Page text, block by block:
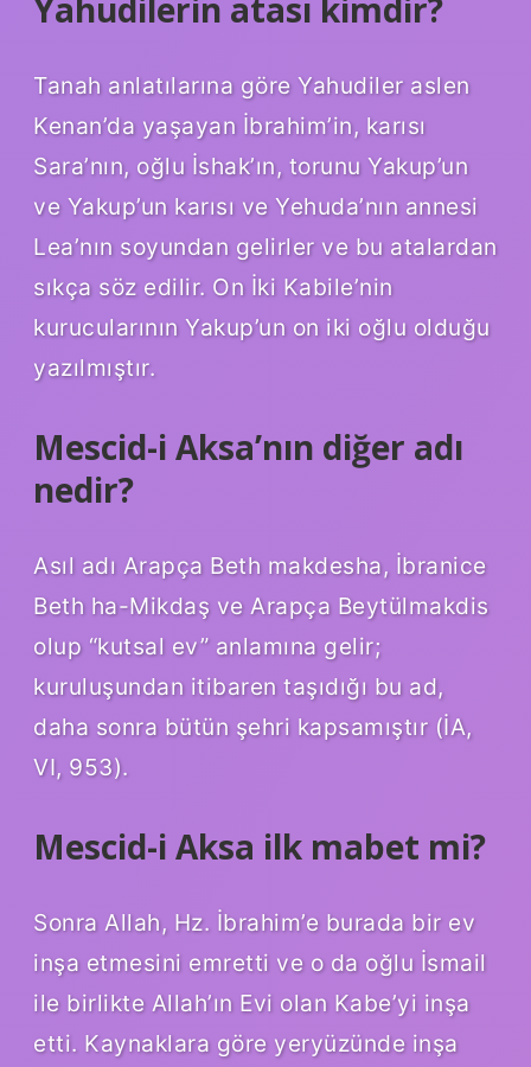
Yahudilerin atası kimdir?
Tanah anlatılarına göre Yahudiler aslen
Kenan’da yaşayan İbrahim’in, karısı
Sara’nın, oğlu İshak’ın, torunu Yakup’un
ve Yakup’un karısı ve Yehuda’nın annesi
Lea’nın soyundan gelirler ve bu atalardan
sıkça söz edilir. On İki Kabile’nin
kurucularının Yakup’un on iki oğlu olduğu
yazılmıştır.
Mescid-i Aksa’nın diğer adı
nedir?
Asıl adı Arapça Beth makdesha, İbranice
Beth ha-Mikdaş ve Arapça Beytülmakdis
olup “kutsal ev” anlamına gelir;
kuruluşundan itibaren taşıdığı bu ad,
daha sonra bütün şehri kapsamıştır (İA,
VI, 953).
Mescid-i Aksa ilk mabet mi?
Sonra Allah, Hz. İbrahim’e burada bir ev
inşa etmesini emretti ve o da oğlu İsmail
ile birlikte Allah’ın Evi olan Kabe’yi inşa
etti. Kaynaklara göre yeryüzünde inşa